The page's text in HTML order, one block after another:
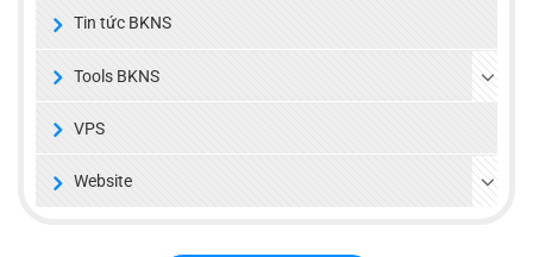
Tin tức BKNS
Tools BKNS
VPS
Website